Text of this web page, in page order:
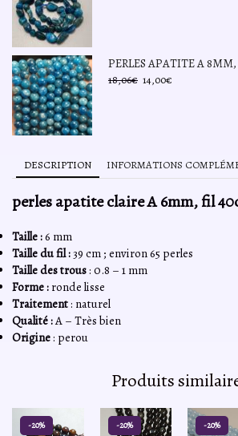
PERLES APATITE A
18,06€ Le
14,00€
DESCRIPTION INFORMATIONS
perles apatite claire A 6mm, fil
Taille :6 mm
Taille du fil :39 cm ; environ 65 perles
Taille des trous: 0.8 – 1 mm
Forme : ronde lisse
Traitement: naturel
Qualité :A – Très bien
Origine: perou
Produits
-20% -20% -20%